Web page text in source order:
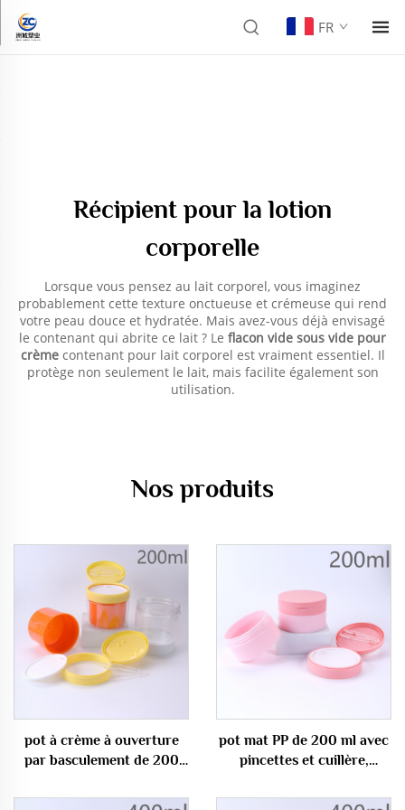
FR
Récipient pour la lotion
corporelle
Lorsque vous pensez au lait corporel, vous imaginez
probablement cette texture onctueuse et crémeuse qui rend
votre peau douce et hydratée. Mais avez-vous déjà envisagé
le contenant qui abrite ce lait ? Le flacon vide sous vide pour
crème contenant pour lait corporel est vraiment essentiel. Il
protège non seulement le lait, mais facilite également son
utilisation.
Nos produits
pot à crème à ouverture
par basculement de 200
avec finition dépolie, flacon
pot mat PP de 200 ml avec
pincettes et cuillère,
crèmes, récipient